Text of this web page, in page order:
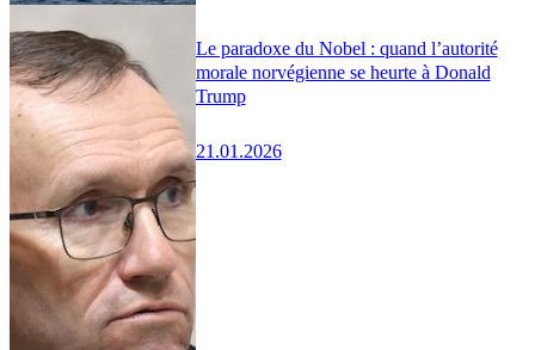
Le paradoxe du Nobel : quand l’autorité
morale norvégienne se heurte à Donald
Trump
21.01.2026